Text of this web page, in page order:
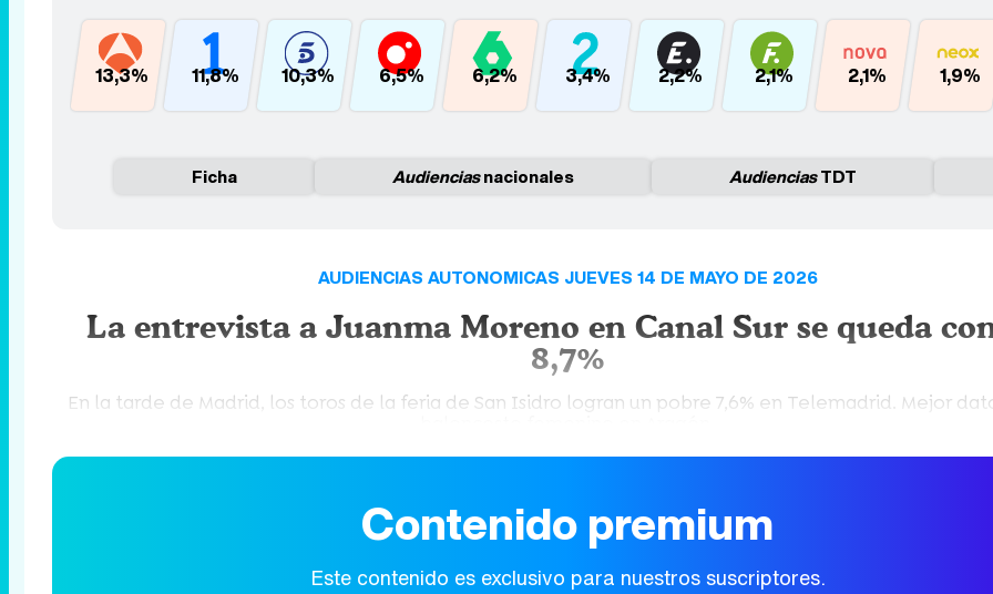
13,3% 11,8% 10,3% 6,5% 6,2% 3,4% 2,2% 2,1% 2,1% 1,9%
Ficha Audienciasnacionales AudienciasTDT
AUDIENCIAS AUTONOMICAS JUEVES 14 DE MAYO DE 2026
La entrevista a Juanma Moreno en Canal Sur se queda
8,7%
En la tarde de Madrid, los toros de la feria de San Isidro logran un pobre 7,6% en Telemadrid. Mejor
Contenido premium
Este contenido es exclusivo para nuestros suscriptores.